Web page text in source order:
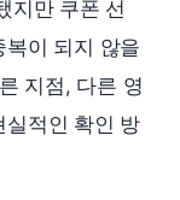
지만 쿠폰 선
이 되지 않을
지점, 다른 영
실적인 확인 방